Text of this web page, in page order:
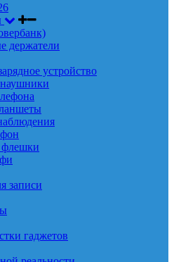
держатели
устройство
флешки
записи
гаджетов